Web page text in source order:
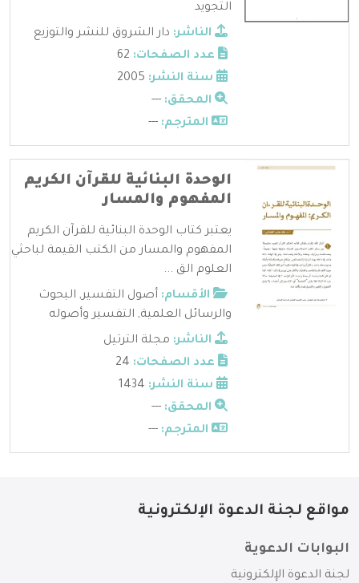
التجويد
الناشر: دار الشروق للنشر والتوزيع
عدد الصفحات:
سنة النشر:
المحقق: ---
المترجم: ---
الوحدة البنائية للقرآن الكريم
المفهوم والمسار
يعتبر كتاب الوحدة البنائية للقرآن الكريم
المفهوم والمسار من الكتب القيمة لباحثي
العلوم الق ...
الأقسام: أصول التفسير, البحوث
والرسائل العلمية, التفسير وأصوله
الناشر: مجلة الترتيل
عدد الصفحات:
سنة النشر:
المحقق: ---
المترجم: ---
مواقع لجنة الدعوة الإلكترونية
البوابات الدعوية
لجنة الدعوة الإلكترونية